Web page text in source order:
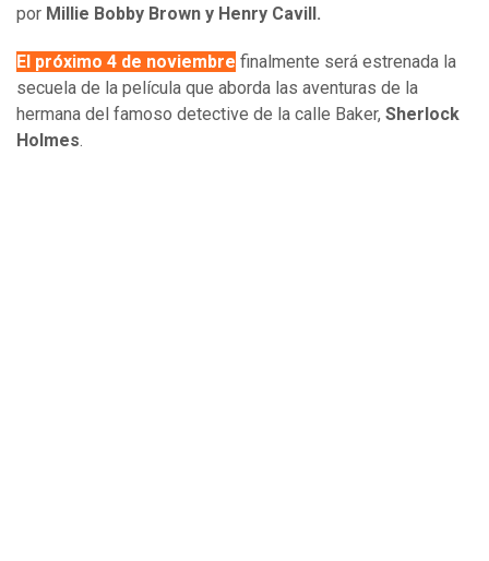
por Millie Bobby Brown y Henry Cavill.
El próximo 4 de noviembre finalmente será estrenada la
secuela de la película que aborda las aventuras de la
hermana del famoso detective de la calle Baker, Sherlock
Holmes.